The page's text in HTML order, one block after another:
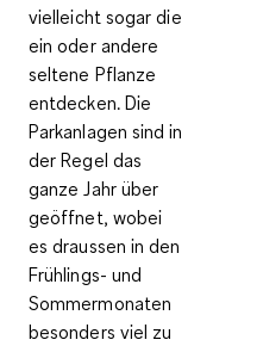
vielleicht sogar die
ein oder andere
seltene Pflanze
entdecken. Die
Parkanlagen sind in
der Regel das
ganze Jahr über
geöffnet, wobei
es draussen in den
Frühlings- und
Sommermonaten
besonders viel zu